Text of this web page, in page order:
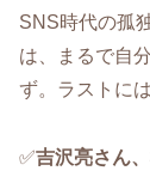
SNS時代の孤
は、まるで自
ず。ラストに
✅️吉沢亮さん